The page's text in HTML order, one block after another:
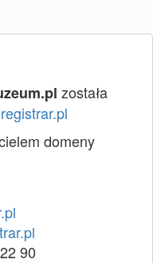
została
domeny
90